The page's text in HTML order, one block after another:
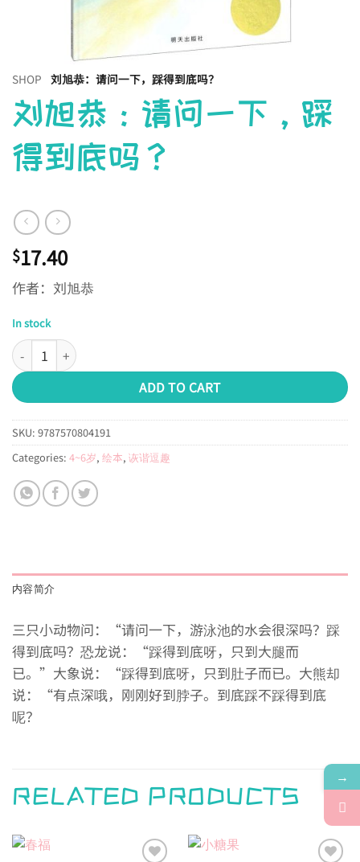
SHOP 刘旭恭：请问一下，踩得到底吗？
刘旭恭：请问一下，踩
得到底吗？
$17.40
作者：刘旭恭
In stock
刘旭恭：请问一下，踩得到底吗？ quantity
ADD TO CART
SKU: 9787570804191
Categories: 4~6岁, 绘本, 诙谐逗趣
内容简介
三只小动物问：“请问一下，游泳池的水会很深吗？踩
得到底吗？恐龙说：“踩得到底呀，只到大腿而
已。”大象说：“踩得到底呀，只到肚子而已。大熊却
说：“有点深哦，刚刚好到脖子。到底踩不踩得到底
呢？
RELATED PRODUCTS
→